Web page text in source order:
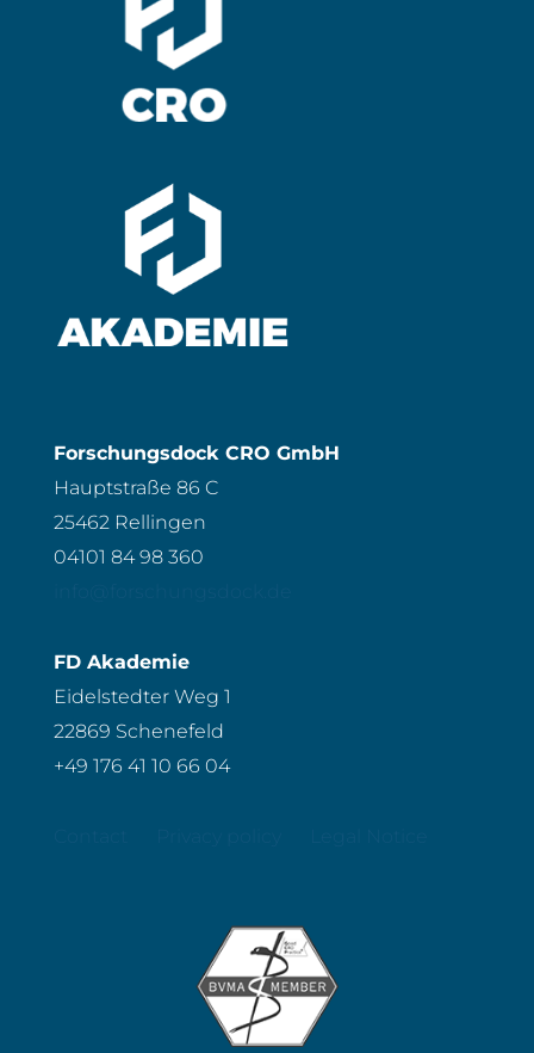
Forschungsdock CRO GmbH
Hauptstraße 86 C
25462 Rellingen
04101 84 98 360
FD Akademie
Eidelstedter Weg 1
22869 Schenefeld
+49 176 41 10 66 04